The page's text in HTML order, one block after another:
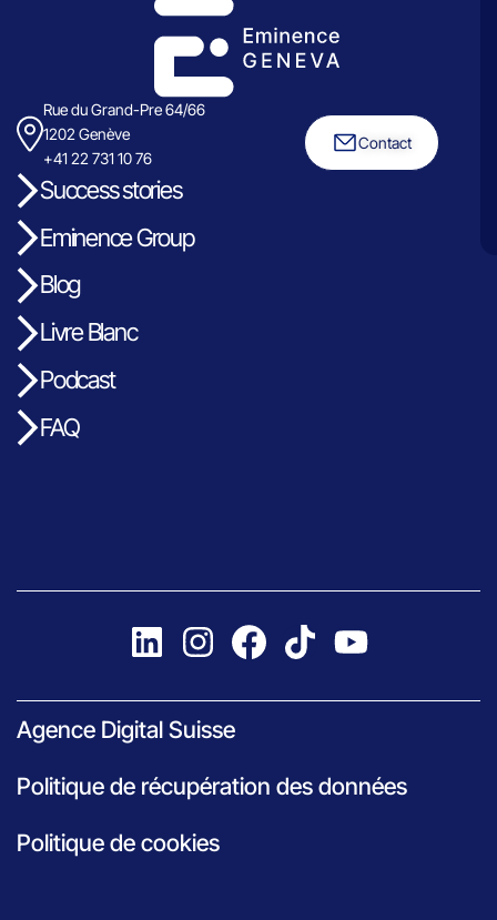
Rue du Grand-Pre 64/66
1202 Genève
+41 22 731 10 76
Contact
Success stories
Eminence Group
Blog
Livre Blanc
Podcast
FAQ
Agence Digital Suisse
Politique de récupération des données
Politique de cookies